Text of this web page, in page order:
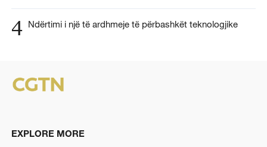
4 Ndërtimi i një të ardhmeje të përbashkët teknologjike
EXPLORE MORE